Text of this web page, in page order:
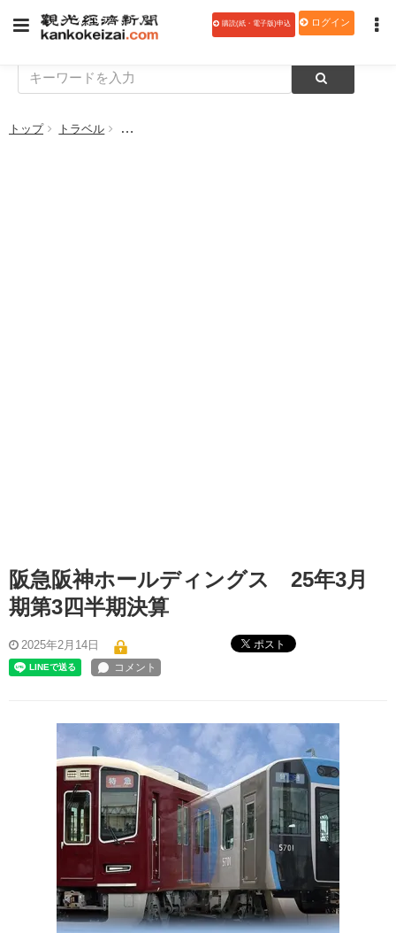
購読(紙・電子版)申込 ログイン
トップ トラベル 阪急阪神ホールディングス 25年3月期第3四半期決
阪急阪神ホールディングス 25年3月
期第3四半期決算
2025年2月14日 ポスト